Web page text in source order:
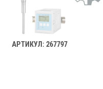
АРТИКУЛ: 267797